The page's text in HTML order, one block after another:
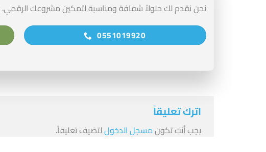
نحن نقدم لك حلولاً شفافة ومناسبة لتمكين مشروعك الرقمي.
0551019920
اترك تعليقاً
يجب أنت تكونمسجل الدخوللتضيف تعليقاً.